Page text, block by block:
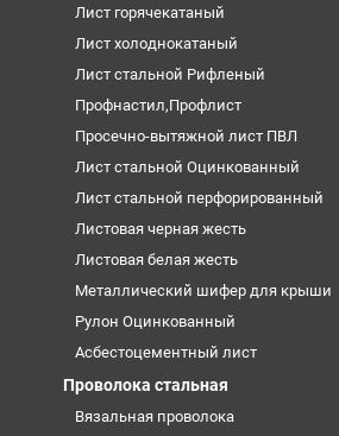
Лист горячекатаный
Лист холоднокатаный
Лист стальной Рифленый
Профнастил,Профлист
Просечно-вытяжной лист ПВЛ
Лист стальной Оцинкованный
Лист стальной перфорированный
Листовая черная жесть
Листовая белая жесть
Металлический шифер для крыши
Рулон Оцинкованный
Асбестоцементный лист
Проволока стальная
Вязальная проволока